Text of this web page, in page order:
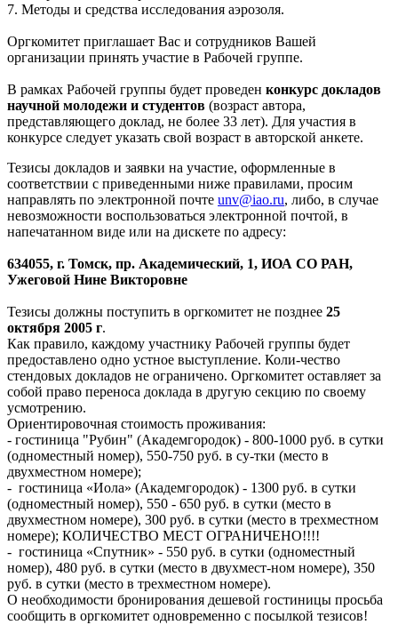
7. Методы и средства исследования аэрозоля.
Оргкомитет приглашает Вас и сотрудников Вашей
организации принять участие в Рабочей группе.
В рамках Рабочей группы будет проведен конкурс докладов
научной молодежи и студентов (возраст автора,
представляющего доклад, не более 33 лет). Для участия в
конкурсе следует указать свой возраст в авторской анкете.
Тезисы докладов и заявки на участие, оформленные в
соответствии с приведенными ниже правилами, просим
направлять по электронной почте unv@iao.ru, либо, в случае
невозможности воспользоваться электронной почтой, в
напечатанном виде или на дискете по адресу:
634055, г. Томск, пр. Академический, 1, ИОА СО РАН,
Ужеговой Нине Викторовне
Тезисы должны поступить в оргкомитет не позднее 25
октября 2005 г.
Как правило, каждому участнику Рабочей группы будет
предоставлено одно устное выступление. Коли-чество
стендовых докладов не ограничено. Оргкомитет оставляет за
собой право переноса доклада в другую секцию по своему
усмотрению.
Ориентировочная стоимость проживания:
- гостиница "Рубин" (Академгородок) - 800-1000 руб. в сутки
(одноместный номер), 550-750 руб. в су-тки (место в
двухместном номере);
- гостиница «Иола» (Академгородок) - 1300 руб. в сутки
(одноместный номер), 550 - 650 руб. в сутки (место в
двухместном номере), 300 руб. в сутки (место в трехместном
номере); КОЛИЧЕСТВО МЕСТ ОГРАНИЧЕНО!!!!
- гостиница «Спутник» - 550 руб. в сутки (одноместный
номер), 480 руб. в сутки (место в двухмест-ном номере), 350
руб. в сутки (место в трехместном номере).
О необходимости бронирования дешевой гостиницы просьба
сообщить в оргкомитет одновременно с посылкой тезисов!